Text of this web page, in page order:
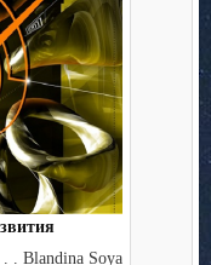
. Blandina Soya